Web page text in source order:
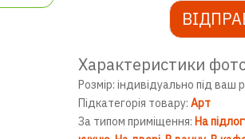
Характеристики
Розмір: індивідуально під ваш
Підкатегорія товару: Арт
За типом приміщення: На